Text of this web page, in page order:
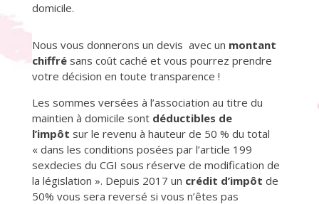
domicile.
Nous vous donnerons un devis avec un montant
chiffrésans coût caché et vous pourrez prendre
votre décision en toute transparence !
Les sommes versées à l’association au titre du
maintien à domicile sont déductibles de
l’impôt sur le revenu à hauteur de 50 % du total
« dans les conditions posées par l’article 199
sexdecies du CGI sous réserve de modification de
la législation ». Depuis 2017 un crédit d’impôt de
50% vous sera reversé si vous n’êtes pas